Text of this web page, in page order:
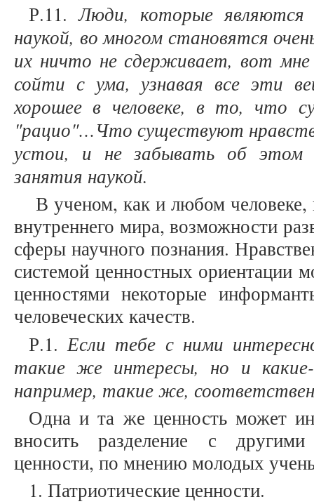
Р.11.Люди, которые
наукой, во многом становятся
их ничто не сдерживает, вот мне
сойти с ума, узнавая все эти
хорошее в человеке, в то, что
"рацио"…Что существуют
устои, и не забывать об этом
занятия наукой.
В ученом, как и любом человеке,
внутреннего мира, возможности
сферы научного познания.
системой ценностных ориентации
ценностями некоторые
человеческих качеств.
Р.1.Если тебе с ними
такие же интересы, но и какие-
например, такие же,
Одна и та же ценность может
вносить разделение с
ценности, по мнению молодых
1. Патриотические ценности.